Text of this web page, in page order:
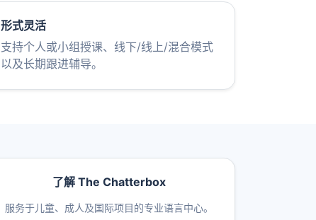
形式灵活
支持个人或小组授课、线下/线上/混合模式
以及长期跟进辅导。
了解 The Chatterbox
服务于儿童、成人及国际项目的专业语言中心。